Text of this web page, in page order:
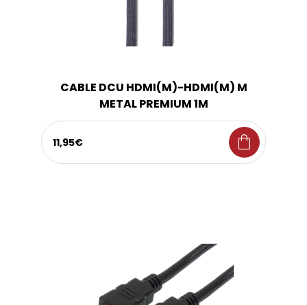
CABLE DCU HDMI(M)-HDMI(M) M
METAL PREMIUM 1M
11,95€ shopping_bag